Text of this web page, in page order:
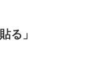
る」